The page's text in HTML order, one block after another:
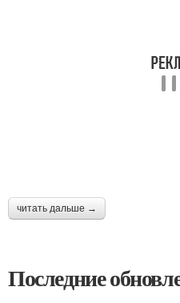
читать дальше →
Последние